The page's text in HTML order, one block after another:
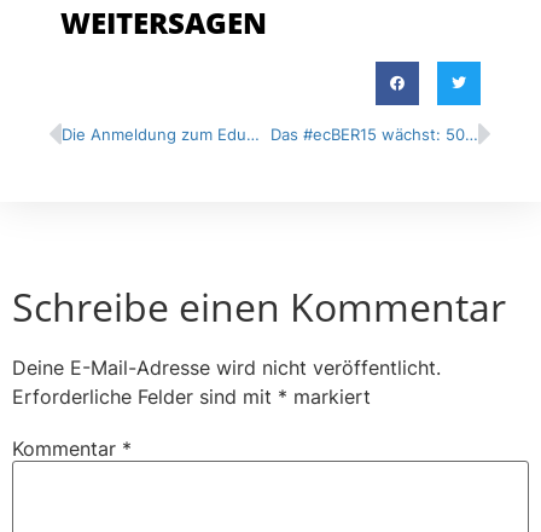
WEITERSAGEN
Die Anmeldung zum EduCamp Berlin startet! Das #ecBER15 wächst: 50 neue Teilnahmeplätze freigeschaltet!
Schreibe einen Kommentar
Deine E-Mail-Adresse wird nicht veröffentlicht.
Erforderliche Felder sind mit * markiert
Kommentar *